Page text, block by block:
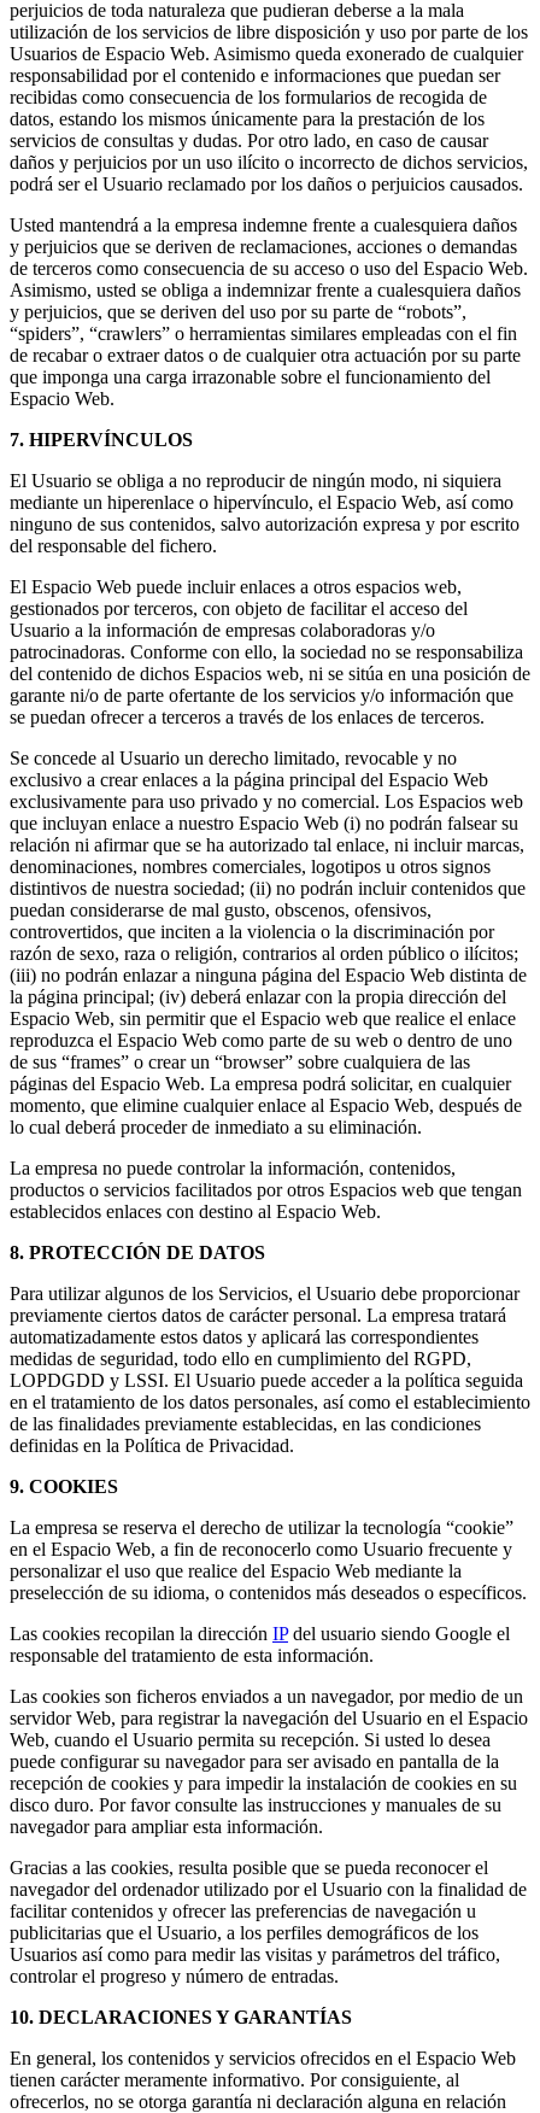
perjuicios de toda naturaleza que pudieran deberse a la mala
utilización de los servicios de libre disposición y uso por parte de los
Usuarios de Espacio Web. Asimismo queda exonerado de cualquier
responsabilidad por el contenido e informaciones que puedan ser
recibidas como consecuencia de los formularios de recogida de
datos, estando los mismos únicamente para la prestación de los
servicios de consultas y dudas. Por otro lado, en caso de causar
daños y perjuicios por un uso ilícito o incorrecto de dichos servicios,
podrá ser el Usuario reclamado por los daños o perjuicios causados.
Usted mantendrá a la empresa indemne frente a cualesquiera daños
y perjuicios que se deriven de reclamaciones, acciones o demandas
de terceros como consecuencia de su acceso o uso del Espacio Web.
Asimismo, usted se obliga a indemnizar frente a cualesquiera daños
y perjuicios, que se deriven del uso por su parte de “robots”,
“spiders”, “crawlers” o herramientas similares empleadas con el fin
de recabar o extraer datos o de cualquier otra actuación por su parte
que imponga una carga irrazonable sobre el funcionamiento del
Espacio Web.
7. HIPERVÍNCULOS
El Usuario se obliga a no reproducir de ningún modo, ni siquiera
mediante un hiperenlace o hipervínculo, el Espacio Web, así como
ninguno de sus contenidos, salvo autorización expresa y por escrito
del responsable del fichero.
El Espacio Web puede incluir enlaces a otros espacios web,
gestionados por terceros, con objeto de facilitar el acceso del
Usuario a la información de empresas colaboradoras y/o
patrocinadoras. Conforme con ello, la sociedad no se responsabiliza
del contenido de dichos Espacios web, ni se sitúa en una posición de
garante ni/o de parte ofertante de los servicios y/o información que
se puedan ofrecer a terceros a través de los enlaces de terceros.
Se concede al Usuario un derecho limitado, revocable y no
exclusivo a crear enlaces a la página principal del Espacio Web
exclusivamente para uso privado y no comercial. Los Espacios web
que incluyan enlace a nuestro Espacio Web (i) no podrán falsear su
relación ni afirmar que se ha autorizado tal enlace, ni incluir marcas,
denominaciones, nombres comerciales, logotipos u otros signos
distintivos de nuestra sociedad; (ii) no podrán incluir contenidos que
puedan considerarse de mal gusto, obscenos, ofensivos,
controvertidos, que inciten a la violencia o la discriminación por
razón de sexo, raza o religión, contrarios al orden público o ilícitos;
(iii) no podrán enlazar a ninguna página del Espacio Web distinta de
la página principal; (iv) deberá enlazar con la propia dirección del
Espacio Web, sin permitir que el Espacio web que realice el enlace
reproduzca el Espacio Web como parte de su web o dentro de uno
de sus “frames” o crear un “browser” sobre cualquiera de las
páginas del Espacio Web. La empresa podrá solicitar, en cualquier
momento, que elimine cualquier enlace al Espacio Web, después de
lo cual deberá proceder de inmediato a su eliminación.
La empresa no puede controlar la información, contenidos,
productos o servicios facilitados por otros Espacios web que tengan
establecidos enlaces con destino al Espacio Web.
8. PROTECCIÓN DE DATOS
Para utilizar algunos de los Servicios, el Usuario debe proporcionar
previamente ciertos datos de carácter personal. La empresa tratará
automatizadamente estos datos y aplicará las correspondientes
medidas de seguridad, todo ello en cumplimiento del RGPD,
LOPDGDD y LSSI. El Usuario puede acceder a la política seguida
en el tratamiento de los datos personales, así como el establecimiento
de las finalidades previamente establecidas, en las condiciones
definidas en la Política de Privacidad.
9. COOKIES
La empresa se reserva el derecho de utilizar la tecnología “cookie”
en el Espacio Web, a fin de reconocerlo como Usuario frecuente y
personalizar el uso que realice del Espacio Web mediante la
preselección de su idioma, o contenidos más deseados o específicos.
Las cookies recopilan la dirección IPdel usuario siendo Google el
responsable del tratamiento de esta información.
Las cookies son ficheros enviados a un navegador, por medio de un
servidor Web, para registrar la navegación del Usuario en el Espacio
Web, cuando el Usuario permita su recepción. Si usted lo desea
puede configurar su navegador para ser avisado en pantalla de la
recepción de cookies y para impedir la instalación de cookies en su
disco duro. Por favor consulte las instrucciones y manuales de su
navegador para ampliar esta información.
Gracias a las cookies, resulta posible que se pueda reconocer el
navegador del ordenador utilizado por el Usuario con la finalidad de
facilitar contenidos y ofrecer las preferencias de navegación u
publicitarias que el Usuario, a los perfiles demográficos de los
Usuarios así como para medir las visitas y parámetros del tráfico,
controlar el progreso y número de entradas.
10. DECLARACIONES Y GARANTÍAS
En general, los contenidos y servicios ofrecidos en el Espacio Web
tienen carácter meramente informativo. Por consiguiente, al
ofrecerlos, no se otorga garantía ni declaración alguna en relación